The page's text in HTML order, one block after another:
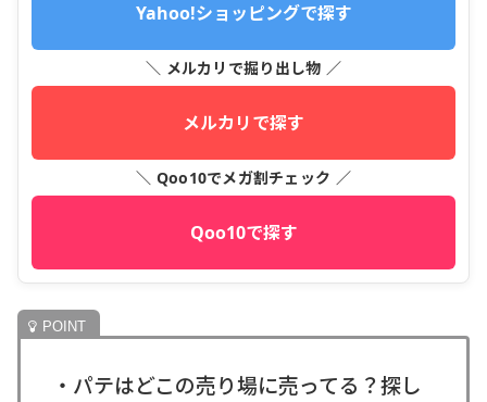
Yahoo!ショッピングで探す
＼ メルカリで掘り出し物 ／
メルカリで探す
＼ Qoo10でメガ割チェック ／
Qoo10で探す
・パテはどこの売り場に売ってる？探し